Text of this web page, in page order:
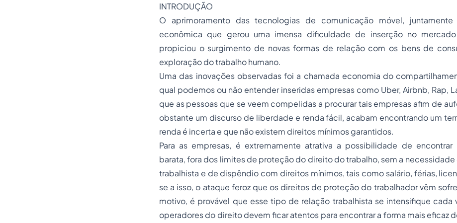
INTRODUÇÃO
O aprimoramento das tecnologias de comunicação móvel,
econômica que gerou uma imensa dificuldade de inserção no
propiciou o surgimento de novas formas de relação com os bens de
exploração do trabalho humano.
Uma das inovações observadas foi a chamada economia do
qual podemos ou não entender inseridas empresas como Uber, Airbnb, Rap,
que as pessoas que se veem compelidas a procurar tais empresas afim de
obstante um discurso de liberdade e renda fácil, acabam encontrando um
renda é incerta e que não existem direitos mínimos garantidos.
Para as empresas, é extremamente atrativa a possibilidade de encontrar
barata, fora dos limites de proteção do direito do trabalho, sem a
trabalhista e de dispêndio com direitos mínimos, tais como salário, férias,
se a isso, o ataque feroz que os direitos de proteção do trabalhador vêm
motivo, é provável que esse tipo de relação trabalhista se intensifique cada
operadores do direito devem ficar atentos para encontrar a forma mais eficaz